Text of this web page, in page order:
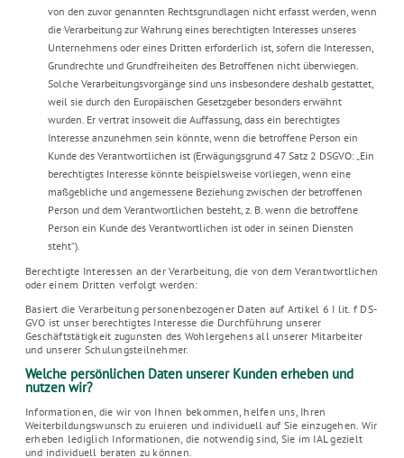
von den zuvor genannten Rechtsgrundlagen nicht erfasst werden, wenn
die Verarbeitung zur Wahrung eines berechtigten Interesses unseres
Unternehmens oder eines Dritten erforderlich ist, sofern die Interessen,
Grundrechte und Grundfreiheiten des Betroffenen nicht überwiegen.
Solche Verarbeitungsvorgänge sind uns insbesondere deshalb gestattet,
weil sie durch den Europäischen Gesetzgeber besonders erwähnt
wurden. Er vertrat insoweit die Auffassung, dass ein berechtigtes
Interesse anzunehmen sein könnte, wenn die betroffene Person ein
Kunde des Verantwortlichen ist (Erwägungsgrund 47 Satz 2 DSGVO: „Ein
berechtigtes Interesse könnte beispielsweise vorliegen, wenn eine
maßgebliche und angemessene Beziehung zwischen der betroffenen
Person und dem Verantwortlichen besteht, z. B. wenn die betroffene
Person ein Kunde des Verantwortlichen ist oder in seinen Diensten
steht“).
Berechtigte Interessen an der Verarbeitung, die von dem Verantwortlichen
oder einem Dritten verfolgt werden:
Basiert die Verarbeitung personenbezogener Daten auf Artikel 6 I lit. f DS-
GVO ist unser berechtigtes Interesse die Durchführung unserer
Geschäftstätigkeit zugunsten des Wohlergehens all unserer Mitarbeiter
und unserer Schulungsteilnehmer.
Welche persönlichen Daten unserer Kunden erheben und
nutzen wir?
Informationen, die wir von Ihnen bekommen, helfen uns, Ihren
Weiterbildungswunsch zu eruieren und individuell auf Sie einzugehen. Wir
erheben lediglich Informationen, die notwendig sind, Sie im IAL gezielt
und individuell beraten zu können.